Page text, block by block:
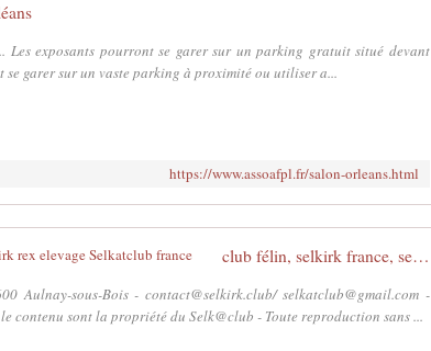
Les exposants pourront se garer sur un parking gratuit situé devant
garer sur un vaste parking à proximité ou utiliser a...
https://www.assoafpl.fr/salon-orleans.html
club félin, selkirk france, selkirk rex elevage Selkatclub france
Aulnay-sous-Bois - contact@selkirk.club/ selkatclub@gmail.com -
contenu sont la propriété du Selk@club - Toute reproduction sans ...